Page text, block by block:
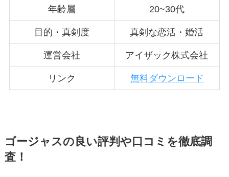
年齢層 20~30代
目的・真剣度 真剣な恋活・婚活
運営会社 アイザック株式会社
リンク 無料ダウンロード
ゴージャスの良い評判や口コミを徹底調
査！